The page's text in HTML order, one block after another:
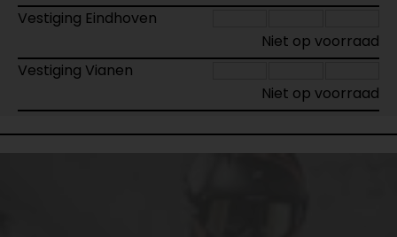
Vestiging Eindhoven
Niet op voorraad
Vestiging Vianen
Niet op voorraad